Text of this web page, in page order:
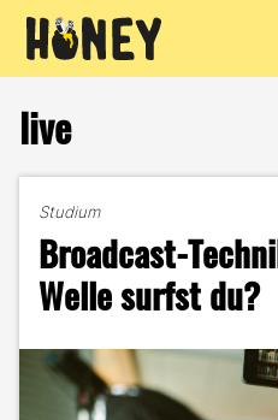
Inhalt
springen
live
Studium
Broadcast-
Welle surfst du?